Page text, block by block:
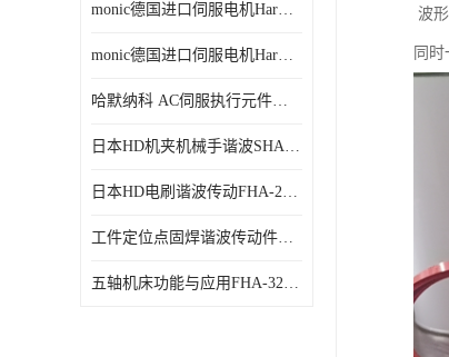
monic德国进口伺服电机Har中国总代理公司
monic德国进口伺服电机Har中国总代理供应
哈默纳科 AC伺服执行元件扁平型SHA系列
日本HD机夹机械手谐波SHA32A120CG-B12B
日本HD电刷谐波传动FHA-25C-50-E250-C
工件定位点固焊谐波传动件哈默纳科CSF-45-100-2UH
五轴机床功能与应用FHA-32C-50-US250
波
同